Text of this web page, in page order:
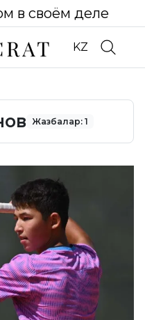
в своём деле
KZ
Жазбалар: 1